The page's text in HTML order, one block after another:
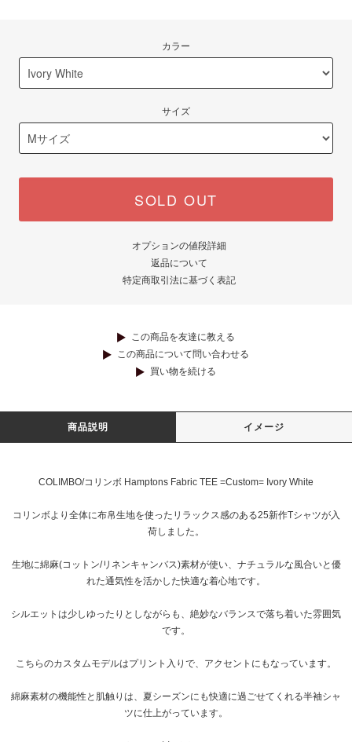
カラー
サイズ
SOLD OUT
オプションの値段詳細
返品について
特定商取引法に基づく表記
この商品を友達に教える
この商品について問い合わせる
買い物を続ける
商品説明 イメージ
COLIMBO/コリンボ Hamptons Fabric TEE =Custom= Ivory White
コリンボより全体に布帛生地を使ったリラックス感のある25新作Tシャツが入
荷しました。
生地に綿麻(コットン/リネンキャンバス)素材が使い、ナチュラルな風合いと優
れた通気性を活かした快適な着心地です。
シルエットは少しゆったりとしながらも、絶妙なバランスで落ち着いた雰囲気
です。
こちらのカスタムモデルはプリント入りで、アクセントにもなっています。
綿麻素材の機能性と肌触りは、夏シーズンにも快適に過ごせてくれる半袖シャ
ツに仕上がっています。